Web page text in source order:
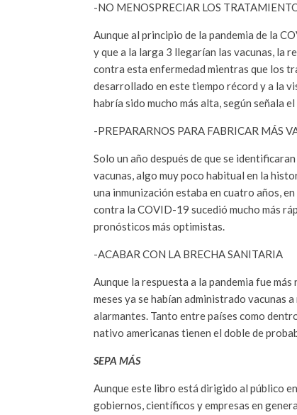
-NO MENOSPRECIAR LOS
Aunque al principio de la pandemia de la
y que a la larga 3 llegarían las vacunas, la
contra esta enfermedad mientras que los
desarrollado en este tiempo récord y a la
habría sido mucho más alta, según señala
-PREPARARNOS PARA FABRICAR MÁS
Solo un año después de que se
vacunas, algo muy poco habitual en la
una inmunización estaba en cuatro años,
contra la COVID-19 sucedió mucho más
pronósticos más optimistas.
-ACABAR CON LA BRECHA SANITARIA
Aunque la respuesta a la pandemia fue
meses ya se habían administrado vacunas
alarmantes. Tanto entre países como
nativo americanas tienen el doble de
SEPA MÁS
Aunque este libro está dirigido al público
gobiernos, científicos y empresas en